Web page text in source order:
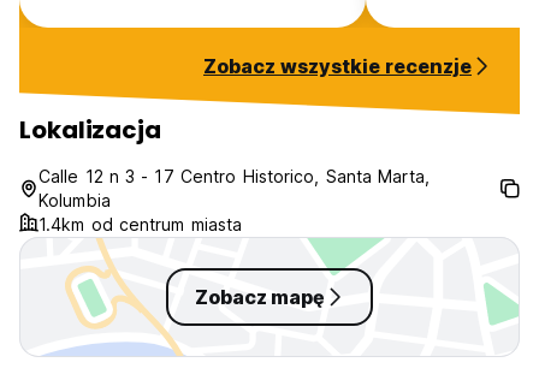
outright falling
Poor counter
Someone kept
disgusting room.
like a rock.
beach towels
Zobacz wszystkie recenzje
Lokalizacja
Calle 12 n 3 - 17 Centro Historico, Santa Marta,
Kolumbia
1.4km od centrum miasta
Zobacz mapę